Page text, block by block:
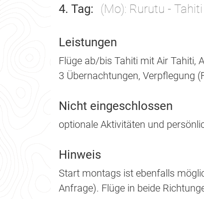
4. Tag (Mo): Rurutu - Tahiti
Leistungen
Flüge ab/bis Tahiti mit Air Tahiti,
3 Übernachtungen, Verpflegung
Nicht eingeschlossen
optionale Aktivitäten und
Hinweis
Start montags ist ebenfalls
Anfrage). Flüge in beide